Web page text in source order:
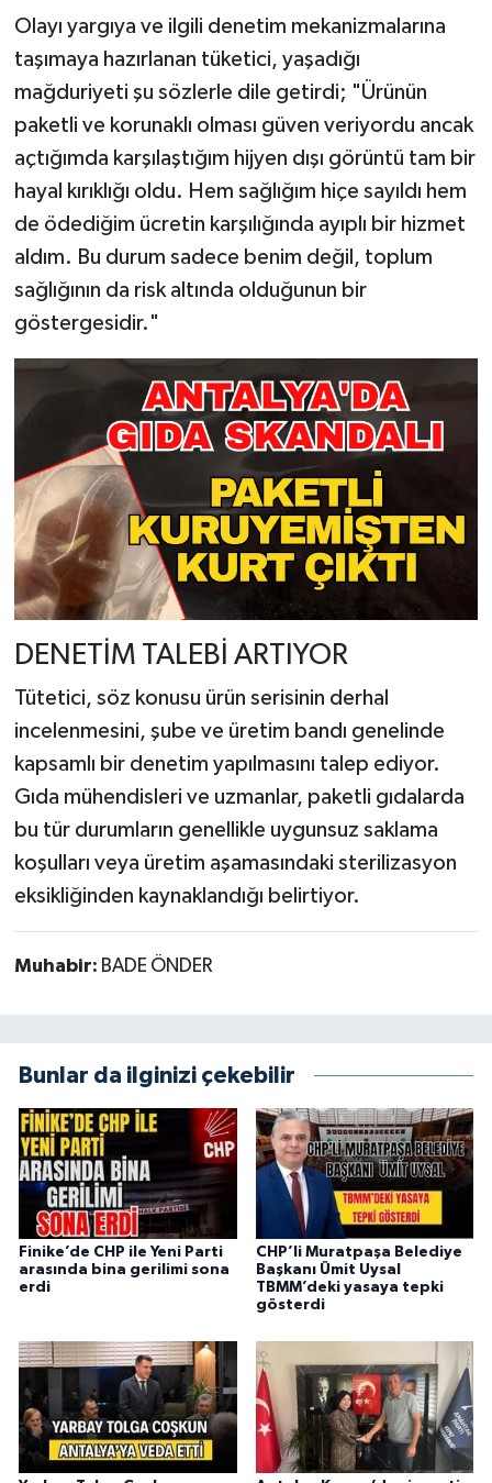
Olayı yargıya ve ilgili denetim mekanizmalarına
taşımaya hazırlanan tüketici, yaşadığı
mağduriyeti şu sözlerle dile getirdi; "Ürünün
paketli ve korunaklı olması güven veriyordu ancak
açtığımda karşılaştığım hijyen dışı görüntü tam bir
hayal kırıklığı oldu. Hem sağlığım hiçe sayıldı hem
de ödediğim ücretin karşılığında ayıplı bir hizmet
aldım. Bu durum sadece benim değil, toplum
sağlığının da risk altında olduğunun bir
göstergesidir."
DENETİM TALEBİ ARTIYOR
Tütetici, söz konusu ürün serisinin derhal
incelenmesini, şube ve üretim bandı genelinde
kapsamlı bir denetim yapılmasını talep ediyor.
Gıda mühendisleri ve uzmanlar, paketli gıdalarda
bu tür durumların genellikle uygunsuz saklama
koşulları veya üretim aşamasındaki sterilizasyon
eksikliğinden kaynaklandığı belirtiyor.
Muhabir: BADE ÖNDER
Bunlar da ilginizi çekebilir
Finike’de CHP ile Yeni Parti
arasında bina gerilimi sona
erdi
CHP’li Muratpaşa Belediye
Başkanı Ümit Uysal
TBMM’deki yasaya tepki
gösterdi